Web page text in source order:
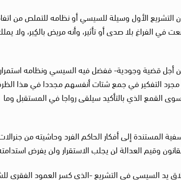
الأول وسيلة للسيسي أو نظامه للتملص من
الفراغ بلا صدى أو تأثير، وأنه مريض بالكِبر، ولا
أجل قضية وجودية- ففضل فيه السيسي ونظامه استمرار
مجرد التفكير في جمع شتات أنفسهم مجددا في هذا
القمع الذي بالتأكيد سيلقى رواجا في المستقبل وما
المستندة إلى أفكار الحاكم الفرد وحاشيته من
وقيم العدالة لن يجلب الاستقرار ولن يفرض
يد السيسي في التشريع -الذي كسر العمود الفقري